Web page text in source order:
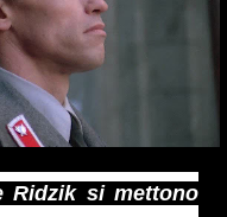
Ridzik si mettono